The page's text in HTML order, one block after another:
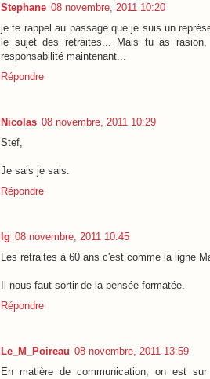
Stephane 08 novembre, 2011 10:20
je te rappel au passage que je suis un
le sujet des retraites... Mais tu as
responsabilité maintenant...
Répondre
Nicolas 08 novembre, 2011 10:29
Stef,
Je sais je sais.
Répondre
lg 08 novembre, 2011 10:45
Les retraites à 60 ans c'est comme la ligne
Il nous faut sortir de la pensée formatée.
Répondre
Le_M_Poireau 08 novembre, 2011 13:59
En matière de communication, on est